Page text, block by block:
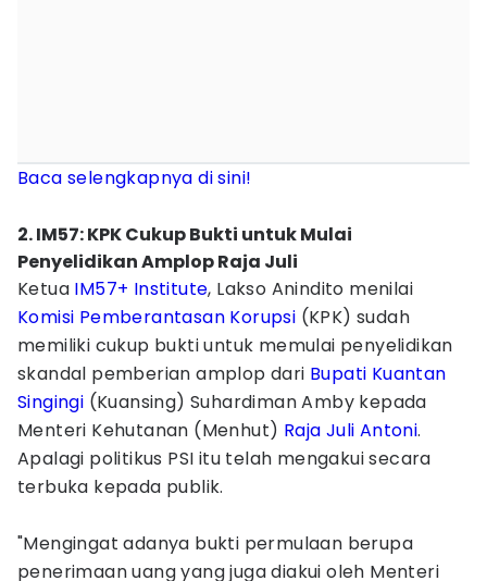
Baca selengkapnya di sini!
2. IM57: KPK Cukup Bukti untuk Mulai
Penyelidikan Amplop Raja Juli
Ketua IM57+ Institute, Lakso Anindito menilai
Komisi Pemberantasan Korupsi (KPK) sudah
memiliki cukup bukti untuk memulai penyelidikan
skandal pemberian amplop dari Bupati Kuantan
Singingi (Kuansing) Suhardiman Amby kepada
Menteri Kehutanan (Menhut) Raja Juli Antoni.
Apalagi politikus PSI itu telah mengakui secara
terbuka kepada publik.
"Mengingat adanya bukti permulaan berupa
penerimaan uang yang juga diakui oleh Menteri